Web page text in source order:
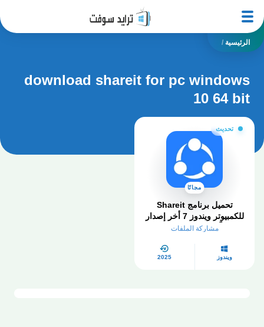
الرئيسية /
download shareit for pc windows
10 64 bit
تحديث
مجانًا
تحميل برنامج Shareit
للكمبيوتر ويندوز 7 أخر إصدار
مجاناً – مفعل مدى الحياة
مشاركة الملفات
ويندوز 2025